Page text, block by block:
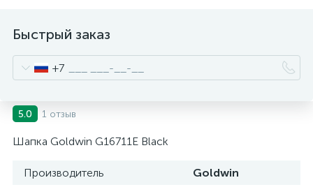
Быстрый заказ
+7
5.0 1 отзыв
Шапка Goldwin G16711E Black
Производитель Goldwin